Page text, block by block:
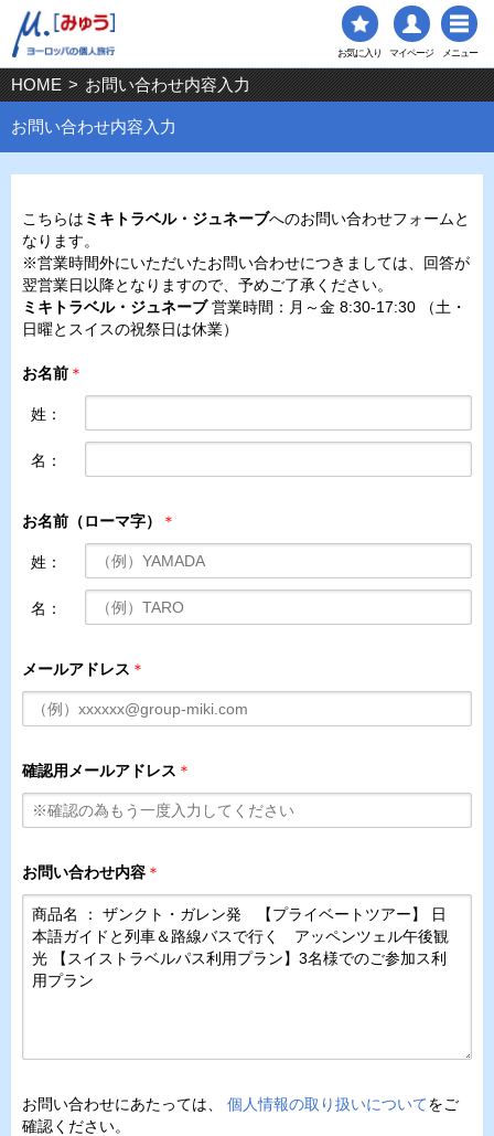
お気に入り マイページ メニュー
HOME > お問い合わせ内容入力
お問い合わせ内容入力
こちらは ミキトラベル・ジュネーブへのお問い合わせフォームと
なります。
※営業時間外にいただいたお問い合わせにつきましては、回答が
翌営業日以降となりますので、予めご了承ください。
ミキトラベル・ジュネーブ営業時間：月～金 8:30-17:30 （土・
日曜とスイスの祝祭日は休業）
お名前 ＊
姓：
名：
お名前（ローマ字） ＊
姓：
名：
メールアドレス ＊
確認用メールアドレス ＊
お問い合わせ内容 ＊
お問い合わせにあたっては、 個人情報の取り扱いについてをご
確認ください。